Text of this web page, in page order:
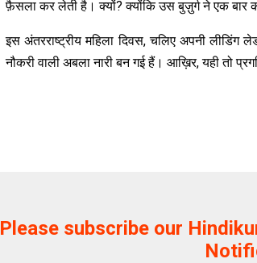
फ़ैसला कर लेती है। क्यों? क्योंकि उस बुज़ुर्ग ने एक बार
इस अंतरराष्ट्रीय महिला दिवस, चलिए अपनी
नौकरी वाली अबला नारी बन गई हैं। आख़िर, यही तो
Please subscribe our